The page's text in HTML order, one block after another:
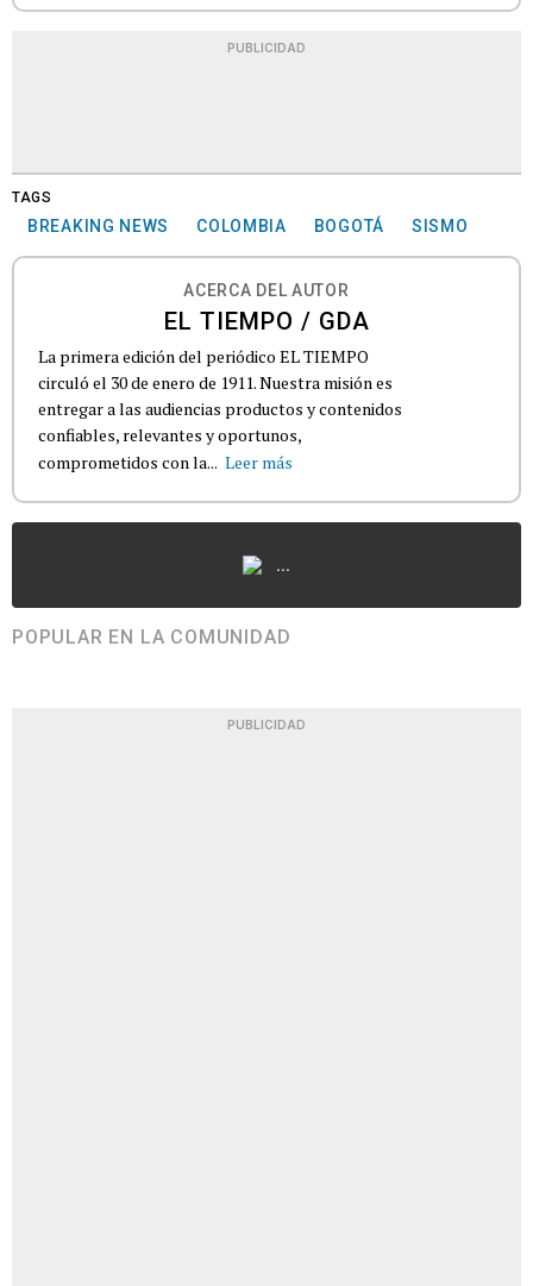
PUBLICIDAD
TAGS
BREAKING NEWS COLOMBIA BOGOTÁ SISMO
ACERCA DEL AUTOR
EL TIEMPO / GDA
La primera edición del periódico EL TIEMPO
circuló el 30 de enero de 1911. Nuestra misión es
entregar a las audiencias productos y contenidos
confiables, relevantes y oportunos,
comprometidos con la... Leer más
...
POPULAR EN LA COMUNIDAD
PUBLICIDAD